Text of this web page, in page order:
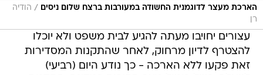
הארכת מעצר לדוגמנית החשודה במעורבות ברצח שלום ניסים / הודיה
רן
עצורים יחויבו מעתה להגיע לבית משפט ולא יוכלו
להצטרף לדיון מרחוק, לאחר שהתקנות המסדירות
זאת פקעו ללא הארכה - כך נודע היום (רביעי)